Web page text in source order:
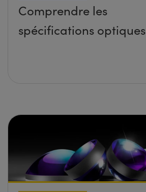
Comprendre les
spécifications optiques